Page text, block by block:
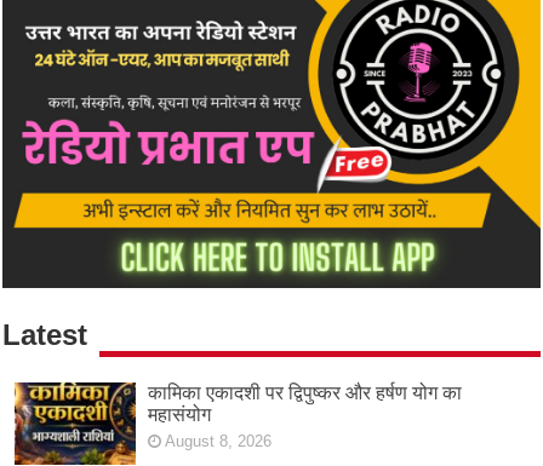
Latest
कामिका एकादशी पर द्विपुष्कर और हर्षण योग का
महासंयोग
August 8, 2026